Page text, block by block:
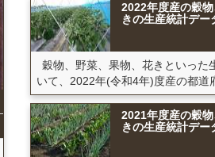
2022年度産の穀
きの生産統計デー
穀物、野菜、果物、花きといった
いて、2022年(令和4年)度産の都道
2021年度産の穀
きの生産統計デー